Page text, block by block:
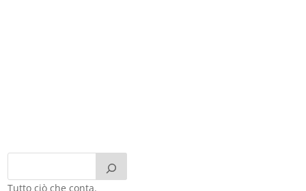
Tutto ciò che conta.